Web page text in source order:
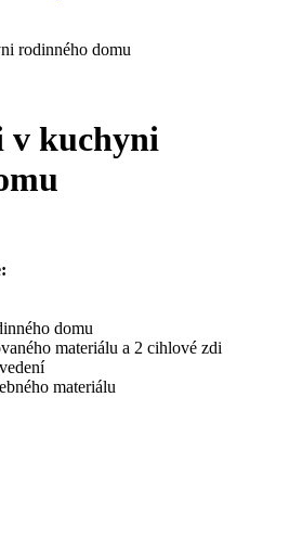
rodinného domu
v kuchyni
domu
materiálu a 2 cihlové zdi
materiálu